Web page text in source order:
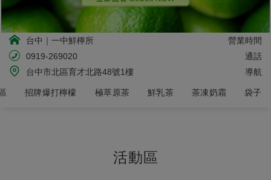
台中｜一中鮮檸所
營業時間
0919-269020
通話
台中市北區育才北路48號1樓
導航
招牌爆打檸檬 極萃原茶 鮮乳茶 茶凍奶霜 袋子
活動區